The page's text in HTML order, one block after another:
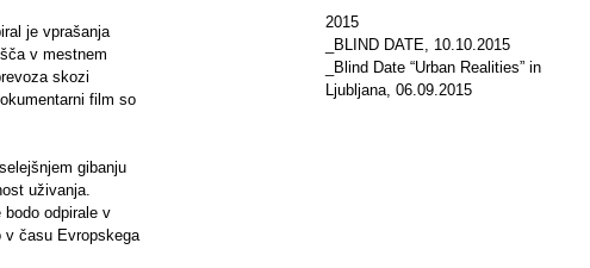
je vprašanja
v mestnem
skozi
film so
gibanju
uživanja.
odpirale v
v času Evropskega
2015
_BLIND DATE, 10.10.2015
_Blind Date “Urban Realities” in
Ljubljana, 06.09.2015